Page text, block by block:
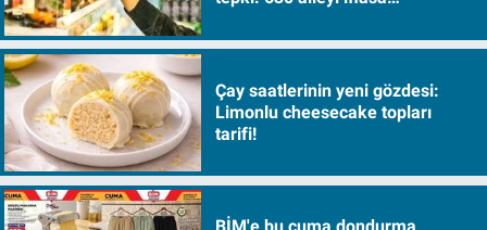
Çay saatlerinin yeni gözdesi:
Limonlu cheesecake topları
tarifi!